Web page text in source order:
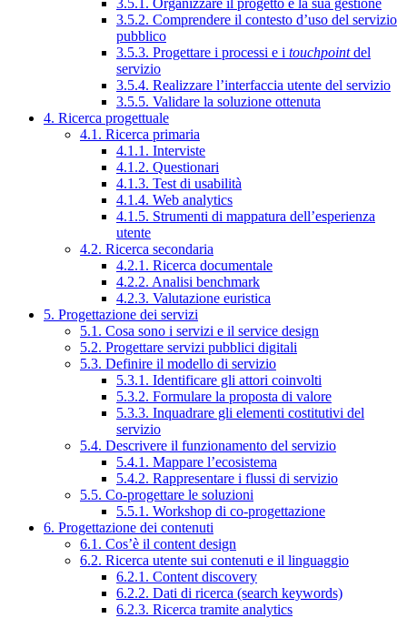
3.5.1. Organizzare il progetto e la sua gestione
3.5.2. Comprendere il contesto d’uso del servizio
pubblico
3.5.3. Progettare i processi e i touchpointdel
servizio
3.5.4. Realizzare l’interfaccia utente del servizio
3.5.5. Validare la soluzione ottenuta
4. Ricerca progettuale
4.1. Ricerca primaria
4.1.1. Interviste
4.1.2. Questionari
4.1.3. Test di usabilità
4.1.4. Web analytics
4.1.5. Strumenti di mappatura dell’esperienza
utente
4.2. Ricerca secondaria
4.2.1. Ricerca documentale
4.2.2. Analisi benchmark
4.2.3. Valutazione euristica
5. Progettazione dei servizi
5.1. Cosa sono i servizi e il service design
5.2. Progettare servizi pubblici digitali
5.3. Definire il modello di servizio
5.3.1. Identificare gli attori coinvolti
5.3.2. Formulare la proposta di valore
5.3.3. Inquadrare gli elementi costitutivi del
servizio
5.4. Descrivere il funzionamento del servizio
5.4.1. Mappare l’ecosistema
5.4.2. Rappresentare i flussi di servizio
5.5. Co-progettare le soluzioni
5.5.1. Workshop di co-progettazione
6. Progettazione dei contenuti
6.1. Cos’è il content design
6.2. Ricerca utente sui contenuti e il linguaggio
6.2.1. Content discovery
6.2.2. Dati di ricerca (search keywords)
6.2.3. Ricerca tramite analytics